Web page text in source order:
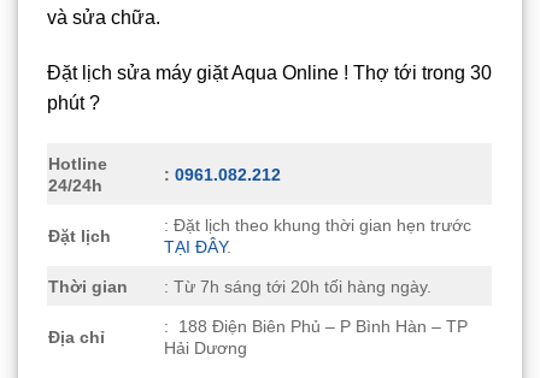
và sửa chữa.
Đặt lịch sửa máy giặt Aqua Online ! Thợ tới trong 30
phút ?
Hotline
24/24h
:0961.082.212
Đặt lịch
: Đặt lịch theo khung thời gian hẹn trước
TẠI ĐÂY.
Thời gian : Từ 7h sáng tới 20h tối hàng ngày.
Địa chỉ
: 188 Điện Biên Phủ – P Bình Hàn – TP
Hải Dương